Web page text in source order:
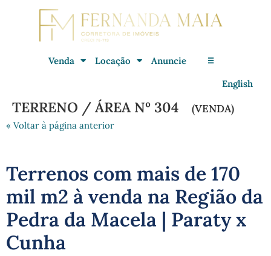
Venda Locação Anuncie ☰
English
TERRENO / ÁREA Nº 304 (VENDA)
« Voltar à página anterior
Terrenos com mais de 170
mil m2 à venda na Região da
Pedra da Macela | Paraty x
Cunha